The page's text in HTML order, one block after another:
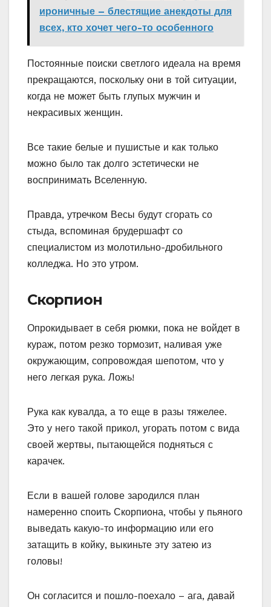
ироничные – блестящие анекдоты для
всех, кто хочет чего-то особенного
Постоянные поиски светлого идеала на время
прекращаются, поскольку они в той ситуации,
когда не может быть глупых мужчин и
некрасивых женщин.
Все такие белые и пушистые и как только
можно было так долго эстетически не
воспринимать Вселенную.
Правда, утречком Весы будут сгорать со
стыда, вспоминая брудершафт со
специалистом из молотильно-дробильного
колледжа. Но это утром.
Скорпион
Опрокидывает в себя рюмки, пока не войдет в
кураж, потом резко тормозит, наливая уже
окружающим, сопровождая шепотом, что у
него легкая рука. Ложь!
Рука как кувалда, а то еще в разы тяжелее.
Это у него такой прикол, угорать потом с вида
своей жертвы, пытающейся подняться с
карачек.
Если в вашей голове зародился план
намеренно споить Скорпиона, чтобы у пьяного
выведать какую-то информацию или его
затащить в койку, выкиньте эту затею из
головы!
Он согласится и пошло-поехало – ага, давай